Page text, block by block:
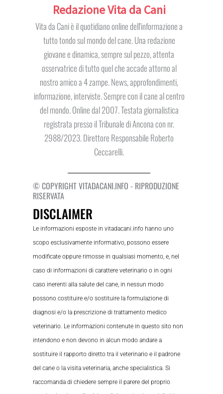
Redazione Vita da Cani
Vita da Cani è il quotidiano online dell'informazione a
tutto tondo sul mondo del cane. Una redazione
giovane e dinamica, sempre sul pezzo, attenta
osservatrice di tutto quel che accade attorno al
nostro amico a 4 zampe. News, approfondimenti,
informazione, interviste. Sempre con il cane al centro
del mondo. Online dal 2007. Testata giornalistica
registrata presso il Tribunale di Ancona con nr.
2988/2023. Direttore Responsabile Roberto
Ceccarelli.
© COPYRIGHT VITADACANI.INFO - RIPRODUZIONE
RISERVATA
DISCLAIMER
Le informazioni esposte in vitadacani.info hanno uno
scopo esclusivamente informativo, possono essere
modificate oppure rimosse in qualsiasi momento, e, nel
caso di informazioni di carattere veterinario o in ogni
caso inerenti alla salute del cane, in nessun modo
possono costituire e/o sostituire la formulazione di
diagnosi e/o la prescrizione di trattamento medico
veterinario. Le informazioni contenute in questo sito non
intendono e non devono in alcun modo andare a
sostituire il rapporto diretto tra il veterinario e il padrone
del cane o la visita veterinaria, anche specialistica. Si
raccomanda di chiedere sempre il parere del proprio